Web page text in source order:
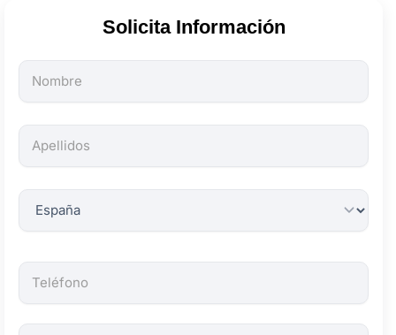
Solicita Información
Todos
los
son
obligatorios.